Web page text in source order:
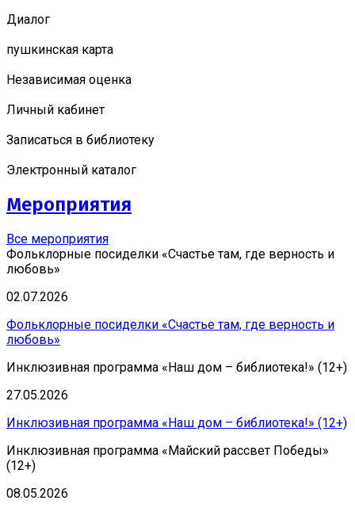
Диалог
пушкинская карта
Независимая оценка
Личный кабинет
Записаться в библиотеку
Электронный каталог
Мероприятия
Все мероприятия
Фольклорные посиделки «Счастье там, где верность и
любовь»
02.07.2026
Фольклорные посиделки «Счастье там, где верность и
любовь»
Инклюзивная программа «Наш дом – библиотека!» (12+)
27.05.2026
Инклюзивная программа «Наш дом – библиотека!» (12+)
Инклюзивная программа «Майский рассвет Победы»
(12+)
08.05.2026